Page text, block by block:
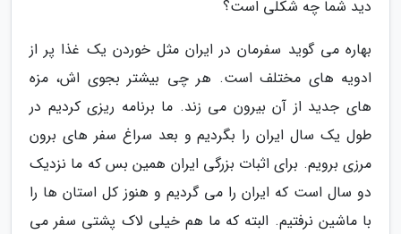
دید شما چه شکلی است؟
بهاره می گوید سفرمان در ایران مثل خوردن یک غذا پر از
ادویه های مختلف است. هر چی بیشتر بجوی اش، مزه
های جدید از آن بیرون می زند. ما برنامه ریزی کردیم در
طول یک سال ایران را بگردیم و بعد سراغ سفر های برون
مرزی برویم. برای اثبات بزرگی ایران همین بس که ما نزدیک
دو سال است که ایران را می گردیم و هنوز کل استان ها را
با ماشین نرفتیم. البته که ما هم خیلی لاک پشتی سفر می